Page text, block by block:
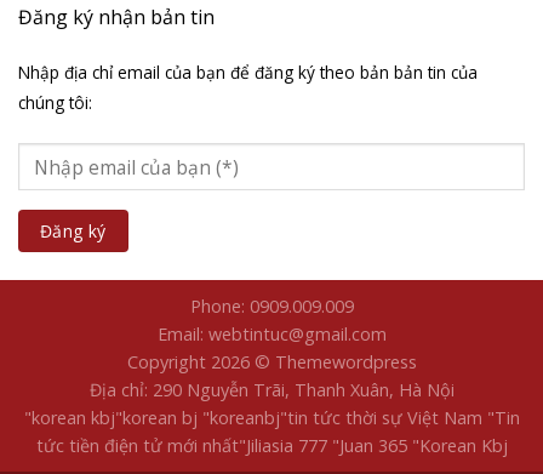
Đăng ký nhận bản tin
Nhập địa chỉ email của bạn để đăng ký theo bản bản tin của
chúng tôi:
Phone: 0909.009.009
Email: webtintuc@gmail.com
Copyright 2026 © Themewordpress
Địa chỉ: 290 Nguyễn Trãi, Thanh Xuân, Hà Nội
"korean kbj​"korean bj "koreanbj​"tin tức thời sự Việt Nam "Tin
tức tiền điện tử mới nhất​"Jiliasia 777 "Juan 365 "Korean Kbj